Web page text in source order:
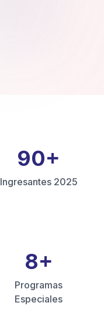
90+
Ingresantes 2025
8+
Programas
Especiales